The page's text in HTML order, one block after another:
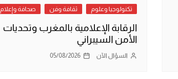
تكنولوجيا وعلوم ثقافة وفن صحافة وإعلام
الرقابة الإعلامية بالمغرب وتحديات
الأمن السيبراني
السؤال الآن 05/08/2026